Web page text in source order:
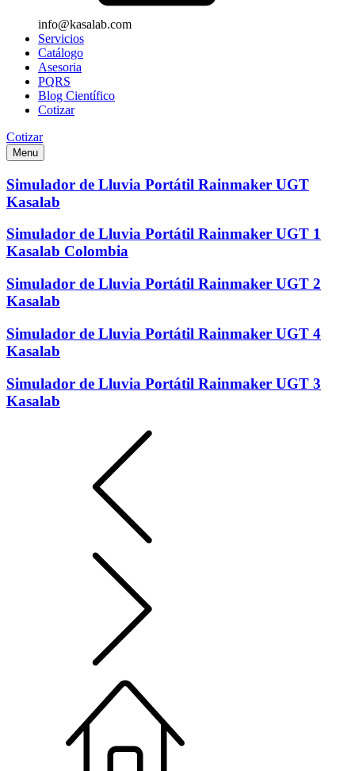
info@kasalab.com
Servicios
Catálogo
Asesoria
PQRS
Blog Científico
Cotizar
Cotizar
Menu
Simulador de Lluvia Portátil Rainmaker UGT
Kasalab
Simulador de Lluvia Portátil Rainmaker UGT 1
Kasalab Colombia
Simulador de Lluvia Portátil Rainmaker UGT 2
Kasalab
Simulador de Lluvia Portátil Rainmaker UGT 4
Kasalab
Simulador de Lluvia Portátil Rainmaker UGT 3
Kasalab